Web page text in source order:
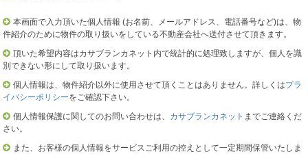
本画面で入力頂いた個人情報 (お名前、メールアドレス、電話番号など)は、物
件紹介のために物件の取り扱いをしている不動産会社へ送付させて頂きます。
頂いた希望内容はカサブランカネット内で統計的に処理致しますが、個人を識
別できない形にして取り扱います。
個人情報は、物件紹介以外に使用させて頂くことはありません。詳しくはプラ
イバシーポリシーをご確認下さい。
個人情報保護に関してのお問い合わせは、 カサブランカネット までご連絡くだ
さい。
また、お客様の個人情報をサービスご利用の控えとして一定期間保管いたしま